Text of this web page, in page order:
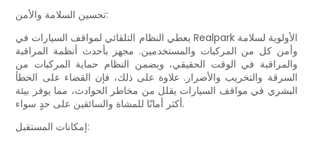
تحسين السلامة والأمن:
يعطي النظام التلقائي لمواقف السيارات في Realpark الأولوية لسلامة
وأمن كل من المركبات والمستخدمين. مجهز بأحدث أنظمة المراقبة
والمراقبة في الوقت الحقيقي، ويضمن النظام حماية المركبات من
السرقة والتخريب والأضرار. علاوة على ذلك، فإن القضاء على الخطأ
البشري في مواقف السيارات يقلل من مخاطر الحوادث، مما يوفر بيئة
أكثر أمانًا للمشاة والسائقين على حدٍ سواء.
إمكانات المستقبل: